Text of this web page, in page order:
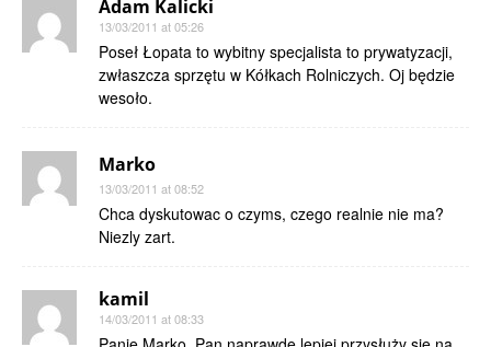
Adam Kalicki
13/03/2011 at 05:26
Poseł Łopata to wybitny specjalista to prywatyzacji,
zwłaszcza sprzętu w Kółkach Rolniczych. Oj będzie
wesoło.
Marko
13/03/2011 at 08:52
Chca dyskutowac o czyms, czego realnie nie ma?
Niezly zart.
kamil
14/03/2011 at 08:33